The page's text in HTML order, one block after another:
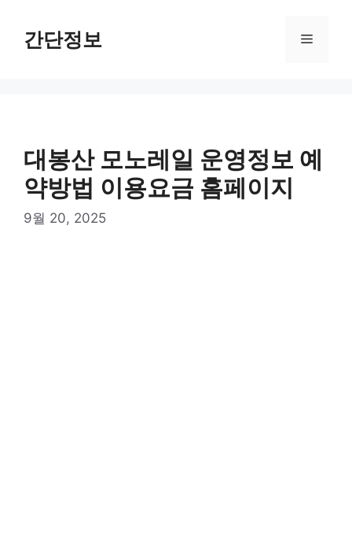
간단정보 메
대봉산 모노레일 운영정보 예
약방법 이용요금 홈페이지
9월 20, 2025